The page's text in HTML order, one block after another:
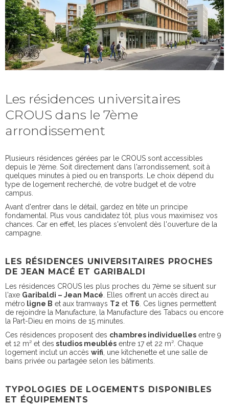
Les résidences universitaires
CROUS dans le 7ème
arrondissement
Plusieurs résidences gérées par le CROUS sont accessibles
depuis le 7ème. Soit directement dans l'arrondissement, soit à
quelques minutes à pied ou en transports. Le choix dépend du
type de logement recherché, de votre budget et de votre
campus.
Avant d'entrer dans le détail, gardez en tête un principe
fondamental. Plus vous candidatez tôt, plus vous maximisez vos
chances. Car en effet, les places s'envolent dès l'ouverture de la
campagne.
LES RÉSIDENCES UNIVERSITAIRES PROCHES
DE JEAN MACÉ ET GARIBALDI
Les résidences CROUS les plus proches du 7ème se situent sur
l'axe Garibaldi – Jean Macé . Elles offrent un accès direct au
métro ligne B et aux tramways T2 et T6 . Ces lignes permettent
de rejoindre la Manufacture, la Manufacture des Tabacs ou encore
la Part-Dieu en moins de 15 minutes.
Ces résidences proposent des chambres individuelles entre 9
et 12 m² et des studios meublés entre 17 et 22 m². Chaque
logement inclut un accès wifi , une kitchenette et une salle de
bains privée ou partagée selon les bâtiments.
TYPOLOGIES DE LOGEMENTS DISPONIBLES
ET ÉQUIPEMENTS